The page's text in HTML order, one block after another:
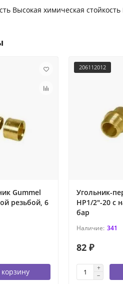
Высокая химическая
Gummel
резьбой, 6
206112012
Угольник-
НР1/2"-20 с
бар
341
82 ₽